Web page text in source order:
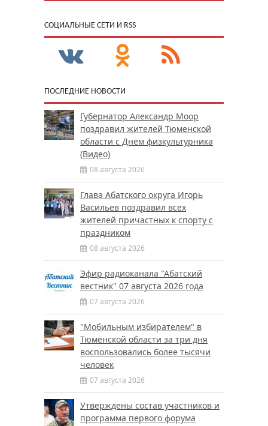
CОЦИАЛЬНЫЕ СЕТИ И RSS
ПОСЛЕДНИЕ НОВОСТИ
Губернатор Александр Моор
поздравил жителей Тюменской
области с Днем физкультурника
(Видео)
08 августа 2026
Глава Абатского округа Игорь
Васильев поздравил всех
жителей причастных к спорту с
праздником
08 августа 2026
Эфир радиоканала "Абатский
вестник" 07 августа 2026 года
07 августа 2026
"Мобильным избирателем" в
Тюменской области за три дня
воспользовались более тысячи
человек
07 августа 2026
Утверждены состав участников и
программа первого форума